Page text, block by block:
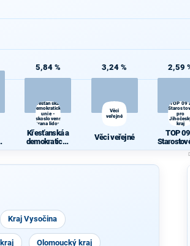
5,84 %
Křesťanská a
demokratická
unie -
Československá
strana lidová
Křesťanská a
demokratická
ká strana
3,24 %
Věci
veřejné
Věci veřejné
2,59
TOP 09
pro
kraj
TOP
Kraj Vysočina
Olomoucký kraj